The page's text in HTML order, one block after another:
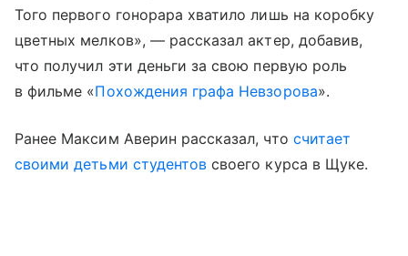
Того первого гонорара хватило лишь на коробку
цветных мелков», — рассказал актер, добавив,
что получил эти деньги за свою первую роль
в фильме «Похождения графа Невзорова».
Ранее Максим Аверин рассказал, что считает
своими детьми студентов своего курса в Щуке.